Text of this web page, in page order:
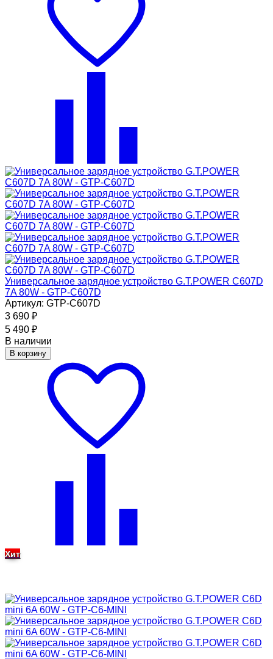
Универсальное зарядное устройство G.T.POWER C607D
7A 80W - GTP-C607D
Артикул: GTP-C607D
3 690 ₽
5 490 ₽
В наличии
В корзину
Хит